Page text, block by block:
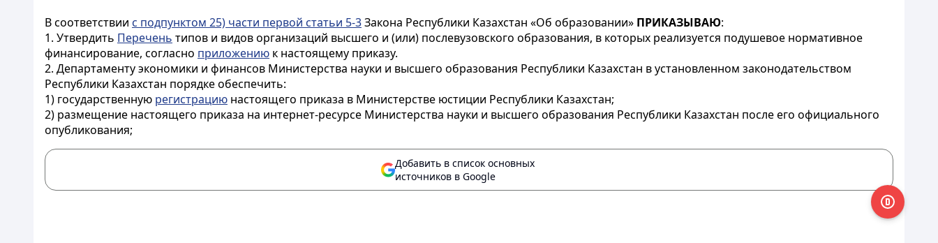
В соответствии с подпунктом 25) части первой статьи 5-3Закона Республики Казахстан «Об образовании» ПРИКАЗЫВАЮ:
1. Утвердить Перечень типов и видов организаций высшего и (или) послевузовского образования, в которых реализуется подушевое нормативное
финансирование, согласно приложению к настоящему приказу.
2. Департаменту экономики и финансов Министерства науки и высшего образования Республики Казахстан в установленном законодательством
Республики Казахстан порядке обеспечить:
1) государственную регистрацию настоящего приказа в Министерстве юстиции Республики Казахстан;
2) размещение настоящего приказа на интернет-ресурсе Министерства науки и высшего образования Республики Казахстан после его официального
опубликования;
Добавить в список основных
источников в Google